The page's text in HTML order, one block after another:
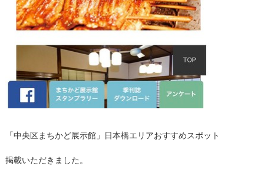
「中央区まちかど展示館」日本橋エリアおすすめスポット
掲載いただきました。